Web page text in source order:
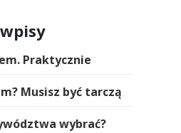
Praktycznie
Musisz być tarczą
wybrać?